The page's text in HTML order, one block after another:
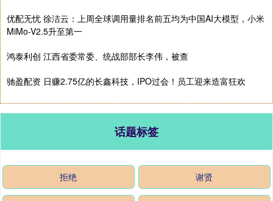
优配无忧 徐洁云：上周全球调用量排名前五均为中国AI大模型，小米
MiMo-V2.5升至第一
鸿泰利创 江西省委常委、统战部部长李伟，被查
驰盈配资 日赚2.75亿的长鑫科技，IPO过会！员工迎来造富狂欢
话题标签
拒绝 谢贤